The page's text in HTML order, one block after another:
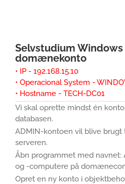
Selvstudium
domænekonto
• IP - 192.168.15.10
• Operacional System -
• Hostname - TECH-DC01
Vi skal oprette mindst én
databasen.
ADMIN-kontoen vil blive
serveren.
Åbn programmet med navnet:
og -computere på
Opret en ny konto i